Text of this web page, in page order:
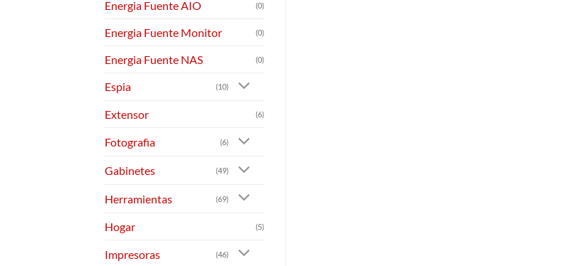
Energia Fuente AIO (0)
Energia Fuente Monitor (0)
Energia Fuente NAS (0)
Espia (10)
Extensor (6)
Fotografia (6)
Gabinetes (49)
Herramientas (69)
Hogar (5)
Impresoras (46)